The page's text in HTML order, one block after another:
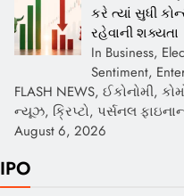
કરે ત્યાં સુધી
રહેવાની શક્યતા
In Business,
Sentiment,
FLASH NEWS, ઈકોનોમી,
ન્યૂઝ, ક્રિપ્ટો, પર્સનલ
August 6, 2026
IPO